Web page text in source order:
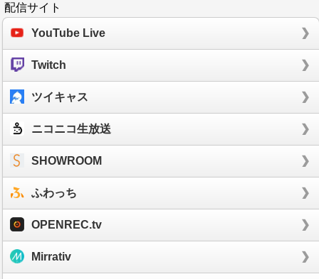
配信サイト
YouTube Live
Twitch
ツイキャス
ニコニコ生放送
SHOWROOM
ふわっち
OPENREC.tv
Mirrativ